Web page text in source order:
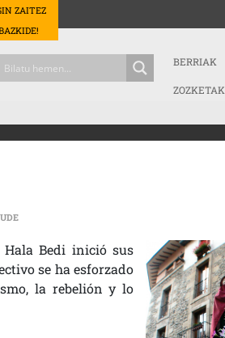
ZAITEZ
BERRIAK
ZOZKETAK
HALA BEDI, 35 AÑOS DE MALA FE SARRERAN
Bedi inició sus
se ha esforzado
la rebelión y lo